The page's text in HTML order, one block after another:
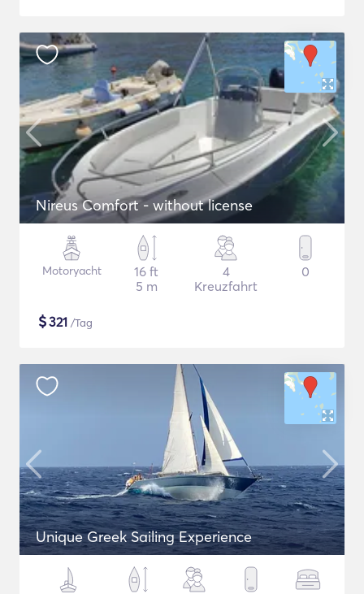
Nireus Comfort - without license
Motoryacht
16 ft
5 m
4
Kreuzfahrt
0
$321 /Tag
Unique Greek Sailing Experience